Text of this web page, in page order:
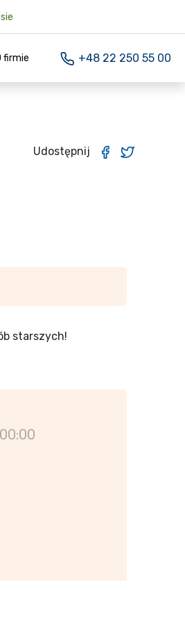
firmie +48 22 250 55 00
Udostępnij
starszych!